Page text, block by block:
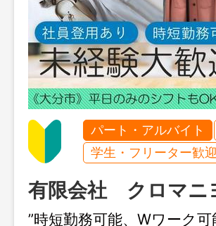
パート・アルバイト
学生・フリーター歓迎
有限会社 クロマニ
”時短勤務可能、Wワーク